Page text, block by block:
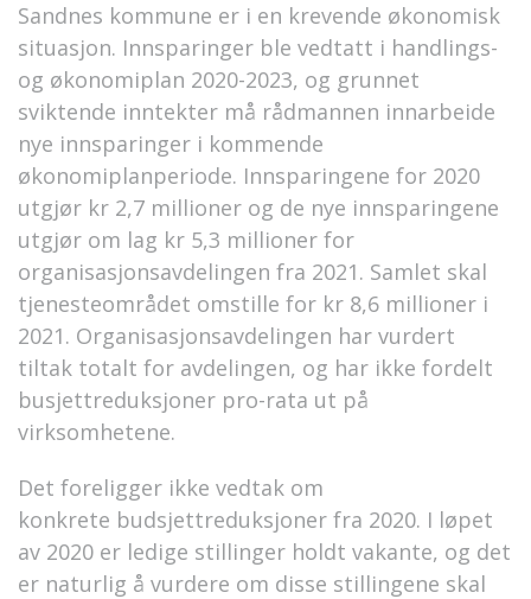
Sandnes kommune er i en krevende økonomisk
situasjon. Innsparinger ble vedtatt i handlings-
og økonomiplan 2020-2023, og grunnet
sviktende inntekter må rådmannen innarbeide
nye innsparinger i kommende
økonomiplanperiode. Innsparingene for 2020
utgjør kr 2,7 millioner og de nye innsparingene
utgjør om lag kr 5,3 millioner for
organisasjonsavdelingen fra 2021. Samlet skal
tjenesteområdet omstille for kr 8,6 millioner i
2021. Organisasjonsavdelingen har vurdert
tiltak totalt for avdelingen, og har ikke fordelt
busjettreduksjoner pro-rata ut på
virksomhetene.
Det foreligger ikke vedtak om
konkrete budsjettreduksjoner fra 2020. I løpet
av 2020 er ledige stillinger holdt vakante, og det
er naturlig å vurdere om disse stillingene skal